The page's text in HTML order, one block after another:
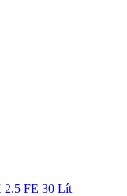
2.5 FE 30 Lít